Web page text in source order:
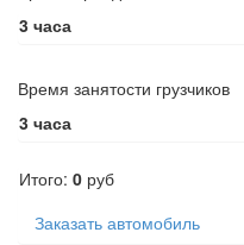
3 часа
Время занятости грузчиков
3 часа
Итого: 0 руб
Заказать автомобиль